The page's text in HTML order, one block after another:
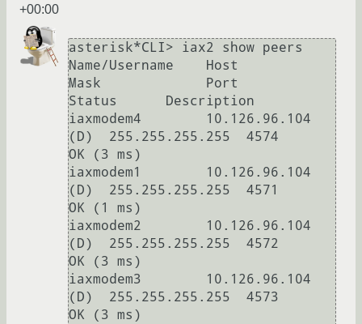
+00:00
asterisk*CLI> iax2 show peers
Name/Username    Host
Mask             Port
Status      Description
iaxmodem4        10.126.96.104
(D)  255.255.255.255  4574
OK (3 ms)
iaxmodem1        10.126.96.104
(D)  255.255.255.255  4571
OK (1 ms)
iaxmodem2        10.126.96.104
(D)  255.255.255.255  4572
OK (3 ms)
iaxmodem3        10.126.96.104
(D)  255.255.255.255  4573
OK (3 ms)